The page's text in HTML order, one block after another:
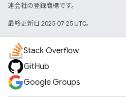
連会社の登録商標です。
最終更新日 2025-07-25 UTC。
Stack Overflow
GitHub
Google Groups